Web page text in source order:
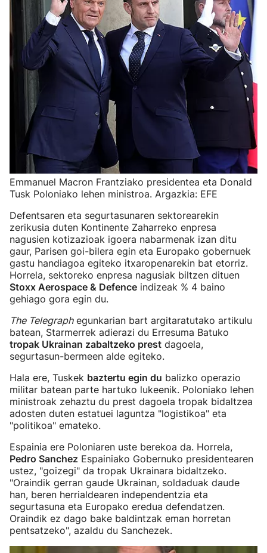
Emmanuel Macron Frantziako presidentea eta Donald
Tusk Poloniako lehen ministroa. Argazkia: EFE
Defentsaren eta segurtasunaren sektorearekin
zerikusia duten Kontinente Zaharreko enpresa
nagusien kotizazioak igoera nabarmenak izan ditu
gaur, Parisen goi-bilera egin eta Europako gobernuek
gastu handiagoa egiteko itxaropenarekin bat etorriz.
Horrela, sektoreko enpresa nagusiak biltzen dituen
Stoxx Aerospace & Defence indizeak % 4 baino
gehiago gora egin du.
The Telegraphegunkarian bart argitaratutako artikulu
batean, Starmerrek adierazi du Erresuma Batuko
tropak Ukrainan zabaltzeko prest dagoela,
segurtasun-bermeen alde egiteko.
Hala ere, Tuskek baztertu egin du balizko operazio
militar batean parte hartuko lukeenik. Poloniako lehen
ministroak zehaztu du prest dagoela tropak bidaltzea
adosten duten estatuei laguntza "logistikoa" eta
"politikoa" emateko.
Espainia ere Poloniaren uste berekoa da. Horrela,
Pedro Sanchez Espainiako Gobernuko presidentearen
ustez, "goizegi" da tropak Ukrainara bidaltzeko.
"Oraindik gerran gaude Ukrainan, soldaduak daude
han, beren herrialdearen independentzia eta
segurtasuna eta Europako eredua defendatzen.
Oraindik ez dago bake baldintzak eman horretan
pentsatzeko", azaldu du Sanchezek.